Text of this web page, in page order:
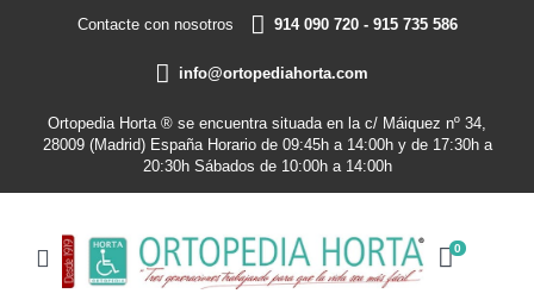
Contacte con nosotros 914 090 720 - 915 735 586
info@ortopediahorta.com
Ortopedia Horta ® se encuentra situada en la c/ Máiquez nº 34,
28009 (Madrid) España Horario de 09:45h a 14:00h y de 17:30h a
20:30h Sábados de 10:00h a 14:00h
0